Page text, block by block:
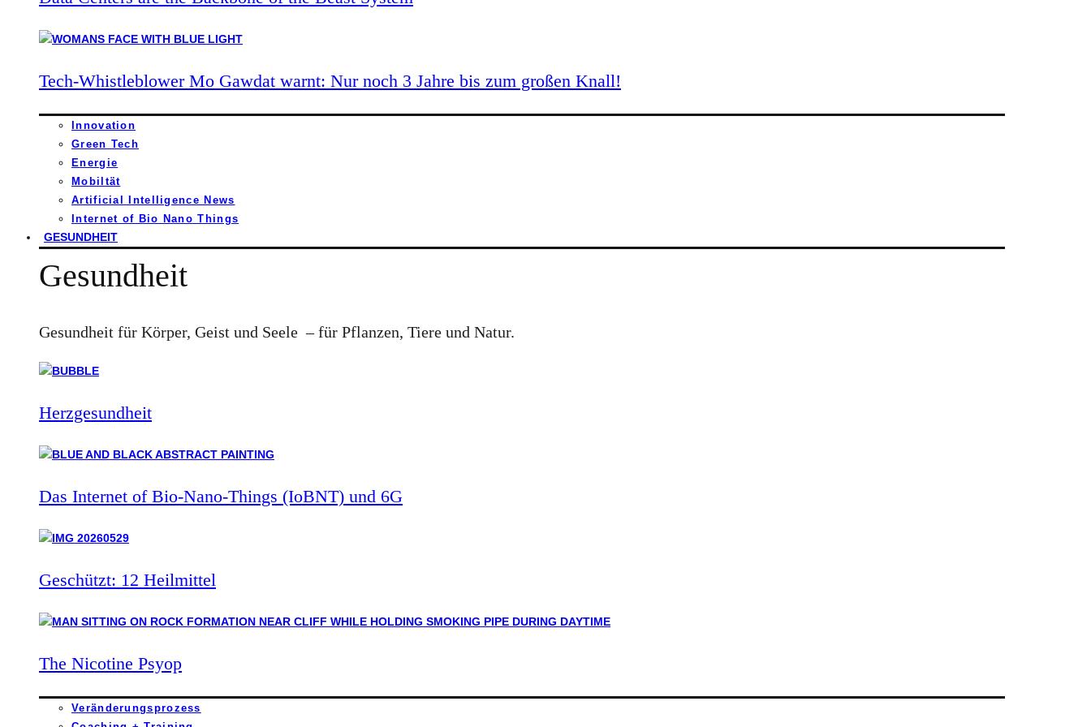
Tech-Whistleblower Mo Gawdat warnt: Nur noch 3 Jahre bis zum großen Knall!
Innovation
Green Tech
Energie
Mobiltät
Artificial Intelligence News
Internet of Bio Nano Things
GESUNDHEIT
Gesundheit
Gesundheit für Körper, Geist und Seele – für Pflanzen, Tiere und Natur.
Herzgesundheit
Das Internet of Bio-Nano-Things (IoBNT) und 6G
Geschützt: 12 Heilmittel
The Nicotine Psyop
Veränderungsprozess